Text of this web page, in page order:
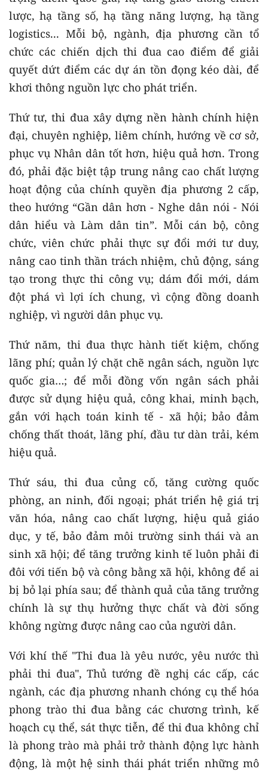
lược, hạ tầng số, hạ tầng năng lượng, hạ tầng
logistics... Mỗi bộ, ngành, địa phương cần tổ
chức các chiến dịch thi đua cao điểm để giải
quyết dứt điểm các dự án tồn đọng kéo dài, để
khơi thông nguồn lực cho phát triển.
Thứ tư, thi đua xây dựng nền hành chính hiện
đại, chuyên nghiệp, liêm chính, hướng về cơ sở,
phục vụ Nhân dân tốt hơn, hiệu quả hơn. Trong
đó, phải đặc biệt tập trung nâng cao chất lượng
hoạt động của chính quyền địa phương 2 cấp,
theo hướng “Gần dân hơn - Nghe dân nói - Nói
dân hiểu và Làm dân tin”. Mỗi cán bộ, công
chức, viên chức phải thực sự đổi mới tư duy,
nâng cao tinh thần trách nhiệm, chủ động, sáng
tạo trong thực thi công vụ; dám đổi mới, dám
đột phá vì lợi ích chung, vì cộng đồng doanh
nghiệp, vì người dân phục vụ.
Thứ năm, thi đua thực hành tiết kiệm, chống
lãng phí; quản lý chặt chẽ ngân sách, nguồn lực
quốc gia…; để mỗi đồng vốn ngân sách phải
được sử dụng hiệu quả, công khai, minh bạch,
gắn với hạch toán kinh tế - xã hội; bảo đảm
chống thất thoát, lãng phí, đầu tư dàn trải, kém
hiệu quả.
Thứ sáu, thi đua củng cố, tăng cường quốc
phòng, an ninh, đối ngoại; phát triển hệ giá trị
văn hóa, nâng cao chất lượng, hiệu quả giáo
dục, y tế, bảo đảm môi trường sinh thái và an
sinh xã hội; để tăng trưởng kinh tế luôn phải đi
đôi với tiến bộ và công bằng xã hội, không để ai
bị bỏ lại phía sau; để thành quả của tăng trưởng
chính là sự thụ hưởng thực chất và đời sống
không ngừng được nâng cao của người dân.
Với khí thế "Thi đua là yêu nước, yêu nước thì
phải thi đua", Thủ tướng đề nghị các cấp, các
ngành, các địa phương nhanh chóng cụ thể hóa
phong trào thi đua bằng các chương trình, kế
hoạch cụ thể, sát thực tiễn, để thi đua không chỉ
là phong trào mà phải trở thành động lực hành
động, là một hệ sinh thái phát triển những mô